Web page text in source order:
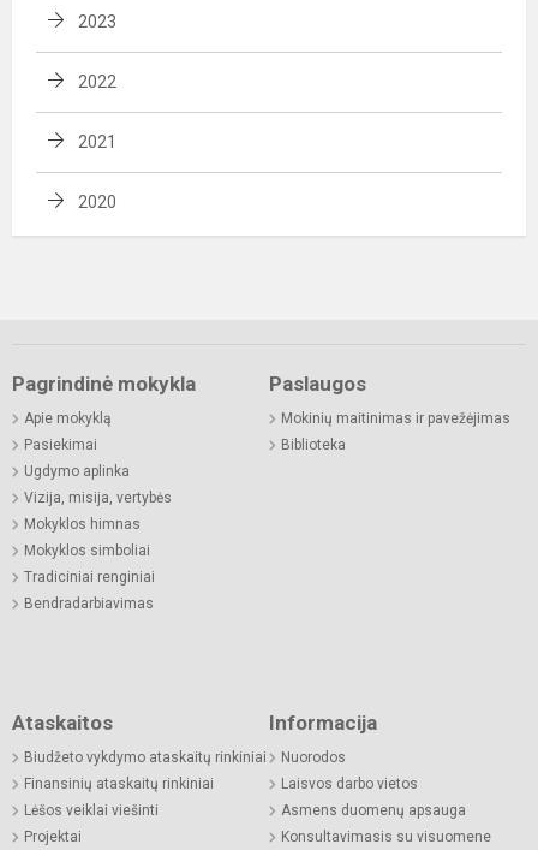
2023
2022
2021
2020
Pagrindinė mokykla
Apie mokyklą
Pasiekimai
Ugdymo aplinka
Vizija, misija, vertybės
Mokyklos himnas
Mokyklos simboliai
Tradiciniai renginiai
Bendradarbiavimas
Paslaugos
Mokinių maitinimas ir pavežėjimas
Biblioteka
Ataskaitos
Biudžeto vykdymo ataskaitų rinkiniai
Finansinių ataskaitų rinkiniai
Lėšos veiklai viešinti
Projektai
Informacija
Nuorodos
Laisvos darbo vietos
Asmens duomenų apsauga
Konsultavimasis su visuomene